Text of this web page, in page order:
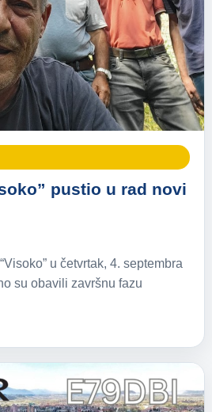
pustio u rad novi
u četvrtak, 4. septembra
su obavili završnu fazu